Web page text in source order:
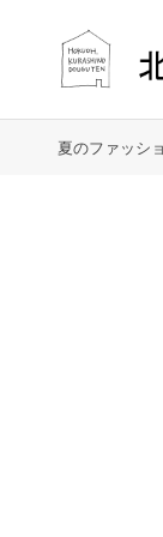
夏のファッシ